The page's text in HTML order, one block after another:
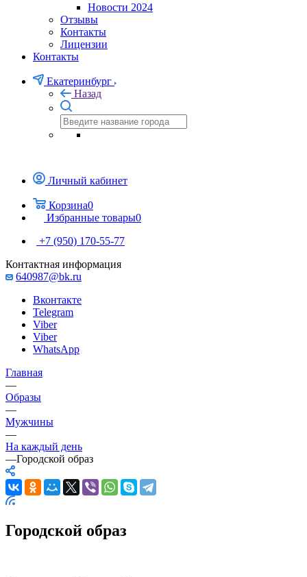
Новости 2024
Отзывы
Контакты
Лицензии
Контакты
Екатеринбург
Назад
Личный кабинет
Корзина0
Избранные товары0
+7 (950) 170-55-77
Контактная информация
640987@bk.ru
Вконтакте
Telegram
Viber
Viber
WhatsApp
Главная
—
Образы
—
Мужчины
—
На каждый день
—Городской образ
Городской образ